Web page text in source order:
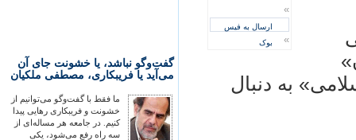
گفت‌وگو نباشد، یا خشونت جای آن
می‌آید یا فریبکاری، مصطفی ملکیان
ما فقط با گفت‌وگو می‌توانیم از
خشونت و فریبکاری رهایی پیدا
کنیم. در جامعه هر مساله‌ای از
سه راه رفع می‌شود، یکی
»
ارسال به فیس
بوک
»
به دنبال